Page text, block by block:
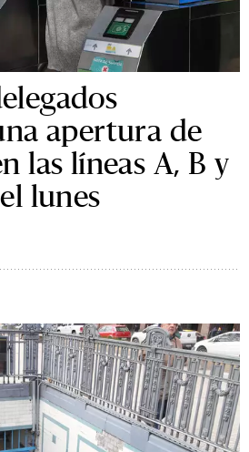
apertura de
las líneas A, B y
lunes